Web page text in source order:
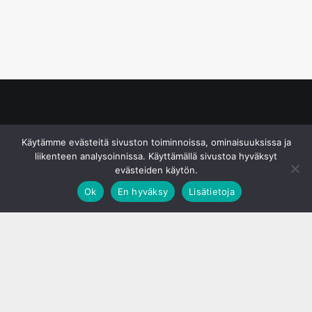
Käytämme evästeitä sivuston toiminnoissa, ominaisuuksissa ja
liikenteen analysoinnissa. Käyttämällä sivustoa hyväksyt
evästeiden käytön.
Ok
En hyväksy Lisätietoja